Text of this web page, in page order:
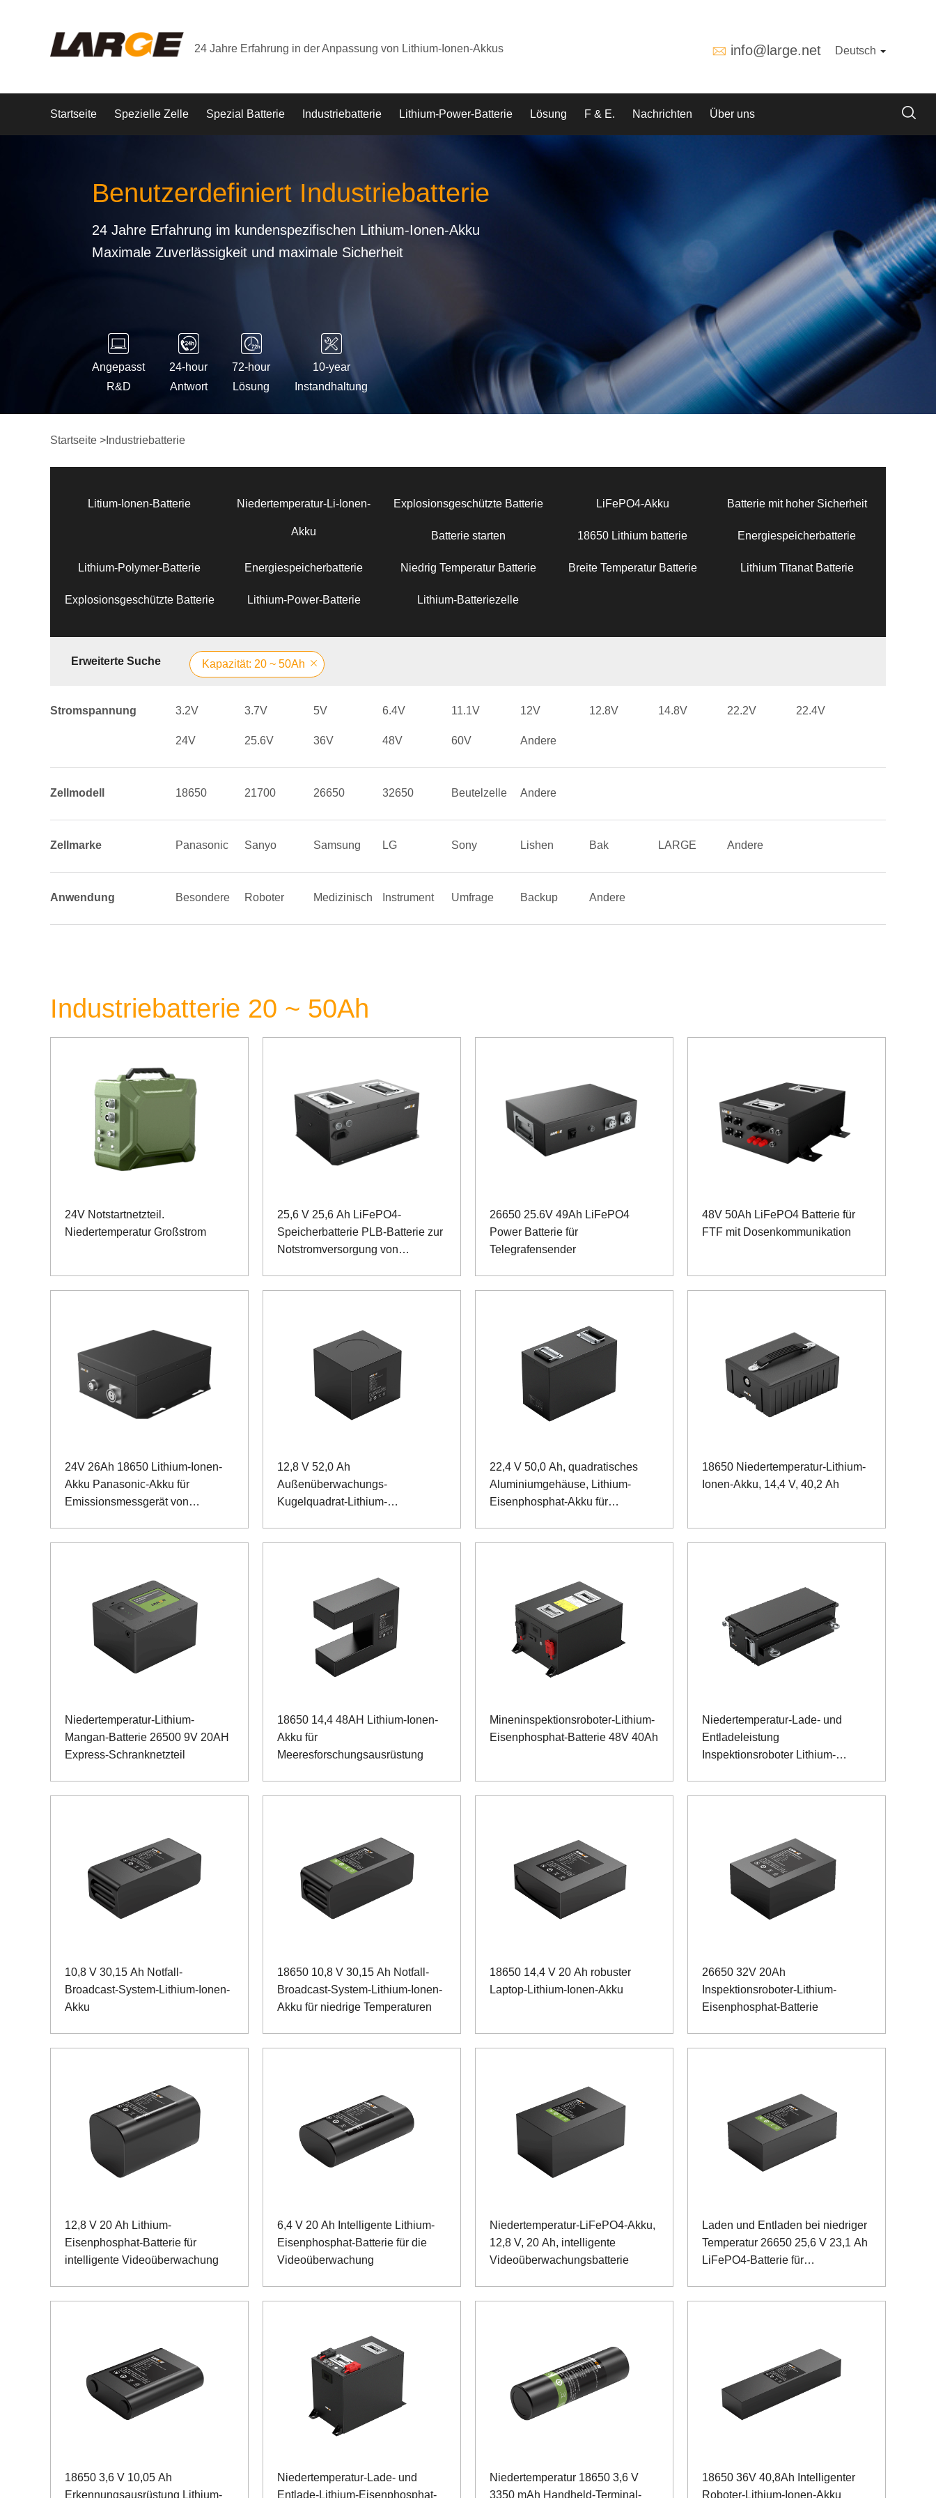
24 Jahre Erfahrung in der Anpassung von Lithium-Ionen-Akkus info@large.net Deutsch
Startseite Spezielle Zelle Spezial Batterie Industriebatterie Lithium-Power-Batterie Lösung F & E. Nachrichten Über uns
Benutzerdefiniert Industriebatterie
24 Jahre Erfahrung im kundenspezifischen Lithium-Ionen-Akku
Maximale Zuverlässigkeit und maximale Sicherheit
Angepasst
R&D
24-hour
Antwort
72-hour
Lösung
10-year
Instandhaltung
Startseite > Industriebatterie
Litium-Ionen-Batterie Niedertemperatur-Li-Ionen-
Akku
Explosionsgeschützte Batterie LiFePO4-Akku Batterie mit hoher Sicherheit
Batterie starten 18650 Lithium batterie Energiespeicherbatterie
Lithium-Polymer-Batterie Energiespeicherbatterie Niedrig Temperatur Batterie Breite Temperatur Batterie Lithium Titanat Batterie
Explosionsgeschützte Batterie Lithium-Power-Batterie Lithium-Batteriezelle
Erweiterte Suche Kapazität: 20 ~ 50Ah
Stromspannung 3.2V 3.7V 5V 6.4V 11.1V 12V 12.8V 14.8V 22.2V 22.4V
24V 25.6V 36V 48V 60V Andere
Zellmodell 18650 21700 26650 32650 Beutelzelle Andere
Zellmarke Panasonic Sanyo Samsung LG Sony Lishen Bak LARGE Andere
Anwendung Besondere Roboter Medizinisch Instrument Umfrage Backup Andere
Industriebatterie 20 ~ 50Ah
24V Notstartnetzteil.
Niedertemperatur Großstrom
25,6 V 25,6 Ah LiFePO4-
Speicherbatterie PLB-Batterie zur
Notstromversorgung von
26650 25.6V 49Ah LiFePO4
Power Batterie für
Telegrafensender
48V 50Ah LiFePO4 Batterie für
FTF mit Dosenkommunikation
24V 26Ah 18650 Lithium-Ionen-
Akku Panasonic-Akku für
Emissionsmessgerät von
12,8 V 52,0 Ah
Außenüberwachungs-
Kugelquadrat-Lithium-
22,4 V 50,0 Ah, quadratisches
Aluminiumgehäuse, Lithium-
Eisenphosphat-Akku für
18650 Niedertemperatur-Lithium-
Ionen-Akku, 14,4 V, 40,2 Ah
Niedertemperatur-Lithium-
Mangan-Batterie 26500 9V 20AH
Express-Schranknetzteil
18650 14,4 48AH Lithium-Ionen-
Akku für
Meeresforschungsausrüstung
Mineninspektionsroboter-Lithium-
Eisenphosphat-Batterie 48V 40Ah
Niedertemperatur-Lade- und
Entladeleistung
Inspektionsroboter Lithium-
10,8 V 30,15 Ah Notfall-
Broadcast-System-Lithium-Ionen-
Akku
18650 10,8 V 30,15 Ah Notfall-
Broadcast-System-Lithium-Ionen-
Akku für niedrige Temperaturen
18650 14,4 V 20 Ah robuster
Laptop-Lithium-Ionen-Akku
26650 32V 20Ah
Inspektionsroboter-Lithium-
Eisenphosphat-Batterie
12,8 V 20 Ah Lithium-
Eisenphosphat-Batterie für
intelligente Videoüberwachung
6,4 V 20 Ah Intelligente Lithium-
Eisenphosphat-Batterie für die
Videoüberwachung
Niedertemperatur-LiFePO4-Akku,
12,8 V, 20 Ah, intelligente
Videoüberwachungsbatterie
Laden und Entladen bei niedriger
Temperatur 26650 25,6 V 23,1 Ah
LiFePO4-Batterie für
18650 3,6 V 10,05 Ah
Erkennungsausrüstung Lithium-
Niedertemperatur-Lade- und
Entlade-Lithium-Eisenphosphat-
Niedertemperatur 18650 3,6 V
3350 mAh Handheld-Terminal-
18650 36V 40,8Ah Intelligenter
Roboter-Lithium-Ionen-Akku